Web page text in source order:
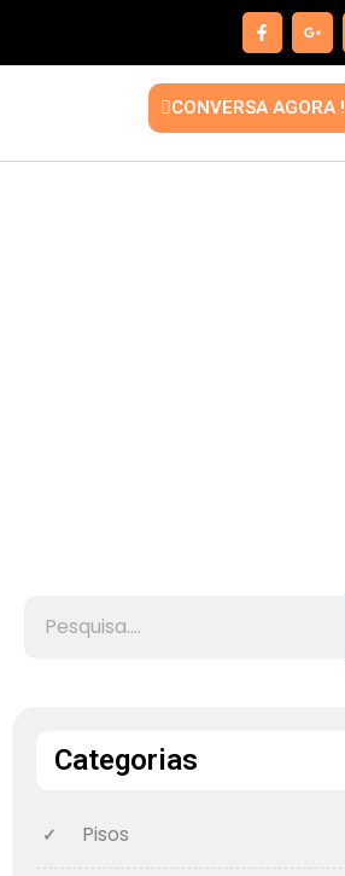
CONVERSA AGORA !
Categorias
Pisos